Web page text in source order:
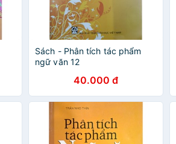
Sách - Phân tích tác phẩm
ngữ văn 12
40.000 đ